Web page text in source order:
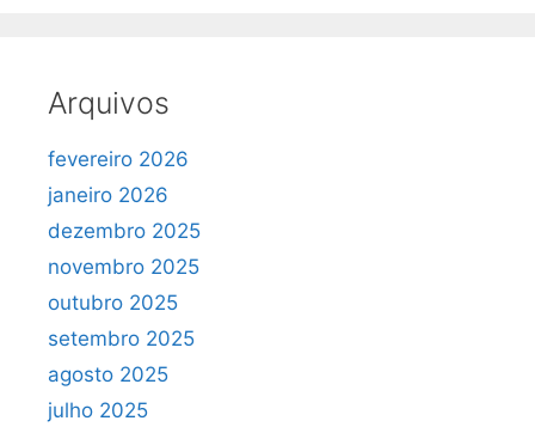
Arquivos
fevereiro 2026
janeiro 2026
dezembro 2025
novembro 2025
outubro 2025
setembro 2025
agosto 2025
julho 2025